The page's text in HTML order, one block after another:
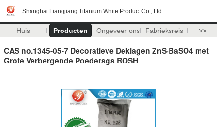
Shanghai Liangjiang Titanium White Product Co., Ltd.
Huis Producten Ongeveer ons Fabrieksreis >>
CAS no.1345-05-7 Decoratieve Deklagen ZnS·BaSO4 met
Grote Verbergende Poedersgs ROSH